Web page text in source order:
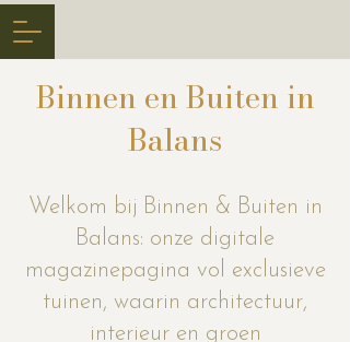
Binnen en Buiten in
Balans
Welkom bij Binnen & Buiten in
Balans: onze digitale
magazinepagina vol exclusieve
tuinen, waarin architectuur,
interieur en groen